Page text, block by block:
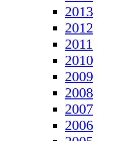
2013
2012
2011
2010
2009
2008
2007
2006